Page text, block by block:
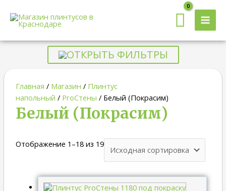
Главная / Магазин / Плинтус
напольный / ProСтены / Белый (Покрасим)
Белый (Покрасим)
Отображение 1–18 из 19
ОТКРЫТЬ ФИЛЬТРЫ